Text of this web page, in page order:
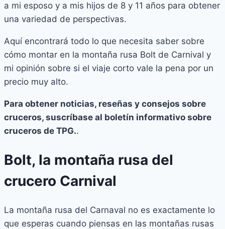
a mi esposo y a mis hijos de 8 y 11 años para obtener
una variedad de perspectivas.
Aquí encontrará todo lo que necesita saber sobre
cómo montar en la montaña rusa Bolt de Carnival y
mi opinión sobre si el viaje corto vale la pena por un
precio muy alto.
Para obtener noticias, reseñas y consejos sobre
cruceros, suscríbase al boletín informativo sobre
cruceros de TPG..
Bolt, la montaña rusa del
crucero Carnival
La montaña rusa del Carnaval no es exactamente lo
que esperas cuando piensas en las montañas rusas